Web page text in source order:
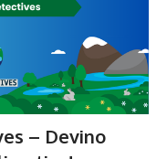
– Devino